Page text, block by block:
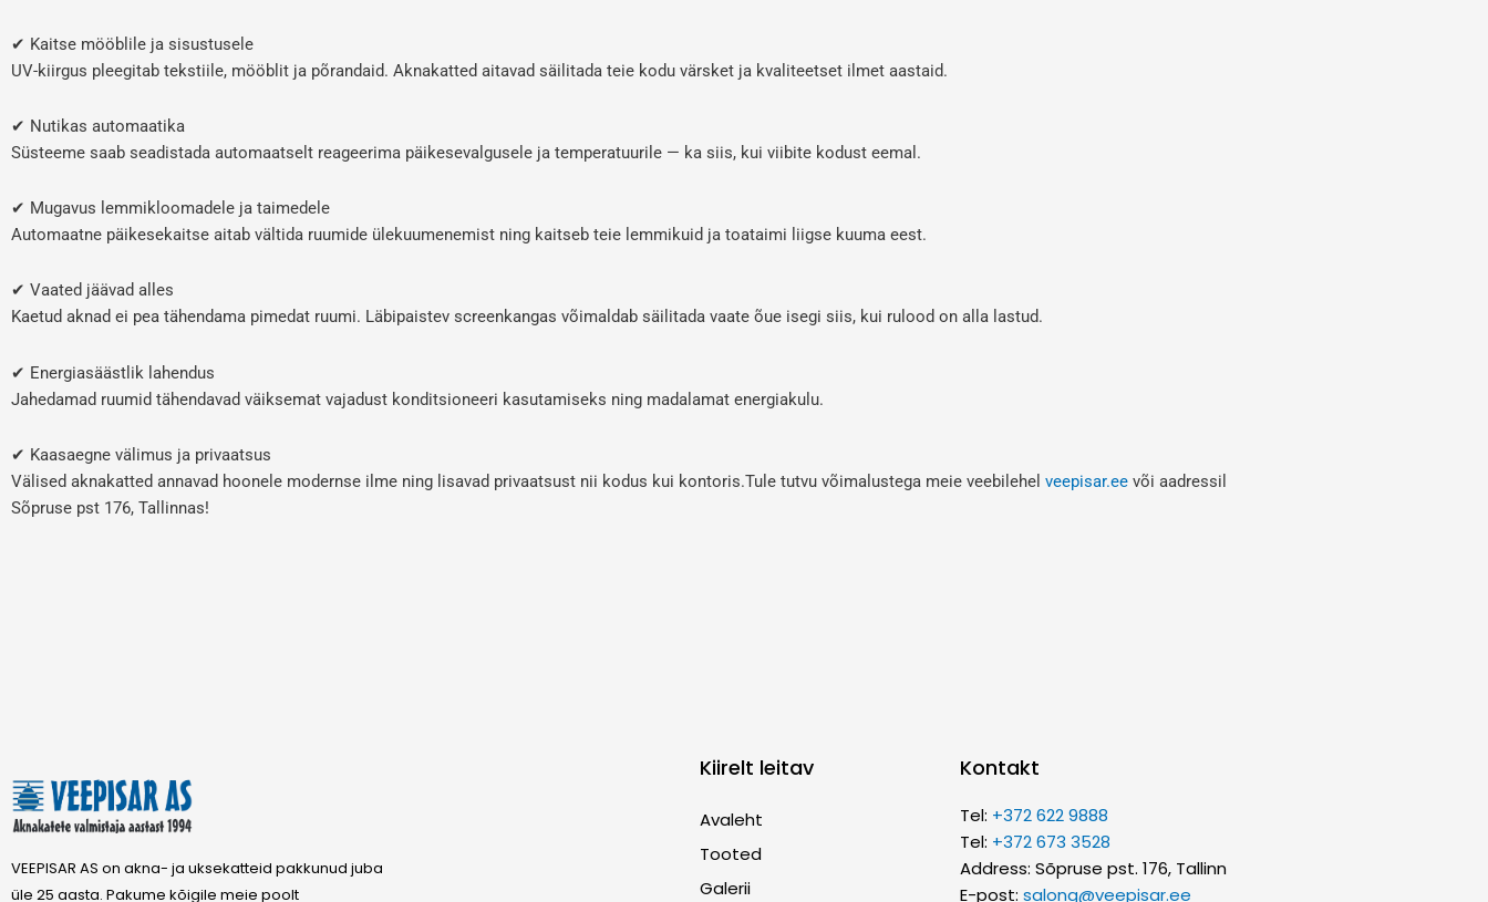
✔ Kaitse mööblile ja sisustusele
UV-kiirgus pleegitab tekstiile, mööblit ja põrandaid. Aknakatted aitavad säilitada teie kodu värsket ja kvaliteetset ilmet aastaid.
✔ Nutikas automaatika
Süsteeme saab seadistada automaatselt reageerima päikesevalgusele ja temperatuurile — ka siis, kui viibite kodust eemal.
✔ Mugavus lemmikloomadele ja taimedele
Automaatne päikesekaitse aitab vältida ruumide ülekuumenemist ning kaitseb teie lemmikuid ja toataimi liigse kuuma eest.
✔ Vaated jäävad alles
Kaetud aknad ei pea tähendama pimedat ruumi. Läbipaistev screenkangas võimaldab säilitada vaate õue isegi siis, kui rulood on alla lastud.
✔ Energiasäästlik lahendus
Jahedamad ruumid tähendavad väiksemat vajadust konditsioneeri kasutamiseks ning madalamat energiakulu.
✔ Kaasaegne välimus ja privaatsus
Välised aknakatted annavad hoonele modernse ilme ning lisavad privaatsust nii kodus kui kontoris.Tule tutvu võimalustega meie veebilehel veepisar.ee või aadressil
Sõpruse pst 176, Tallinnas!
VEEPISAR AS on akna- ja uksekatteid pakkunud juba
üle 25 aasta. Pakume kõigile meie poolt
Kiirelt leitav
Avaleht
Tooted
Galerii
Kontakt
Tel: +372 622 9888
Tel: +372 673 3528
Address: Sõpruse pst. 176, Tallinn
E-post:salong@veepisar.ee